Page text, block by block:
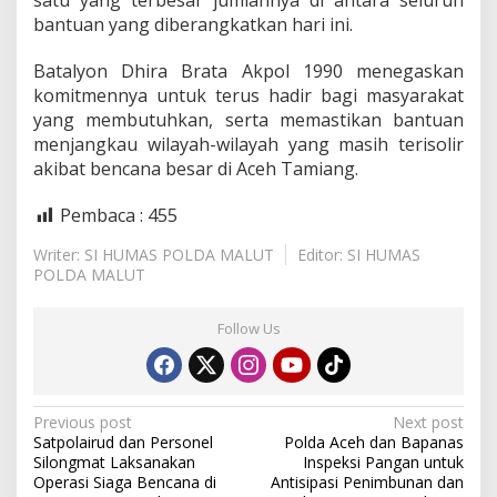
bantuan yang diberangkatkan hari ini.
Batalyon Dhira Brata Akpol 1990 menegaskan
komitmennya untuk terus hadir bagi masyarakat
yang membutuhkan, serta memastikan bantuan
menjangkau wilayah-wilayah yang masih terisolir
akibat bencana besar di Aceh Tamiang.
Pembaca : 455
Writer: SI HUMAS POLDA MALUT
Editor: SI HUMAS
POLDA MALUT
Follow Us
P
o
Previous post
Satpolairud dan Personel
Silongmat Laksanakan
Operasi Siaga Bencana di
Next post
Polda Aceh dan Bapanas
Inspeksi Pangan untuk
Antisipasi Penimbunan dan